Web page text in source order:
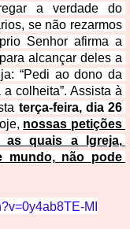
a verdade do
se não rezarmos
Senhor afirma a
alcançar deles a
“Pedi ao dono da
colheita”. Assista à
terça-feira, dia 26
nossas petições
as quais a Igreja,
mundo, não pode
MI